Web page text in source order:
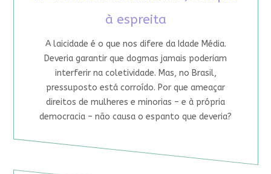
à espreita
A laicidade é o que nos difere da Idade Média.
Deveria garantir que dogmas jamais poderiam
interferir na coletividade. Mas, no Brasil,
pressuposto está corroído. Por que ameaçar
direitos de mulheres e minorias – e à própria
democracia – não causa o espanto que deveria?